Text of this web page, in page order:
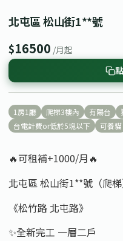
北屯區 松山街1**號
$16500 /月起
1房1廳 爬梯3樓內 有陽台
台電計費or低於5塊以下
可養貓
🔥可租補+1000/月🔥
北屯區 松山街1**號（爬梯
《松竹路 北屯路》
✨全新完工 一層二戶